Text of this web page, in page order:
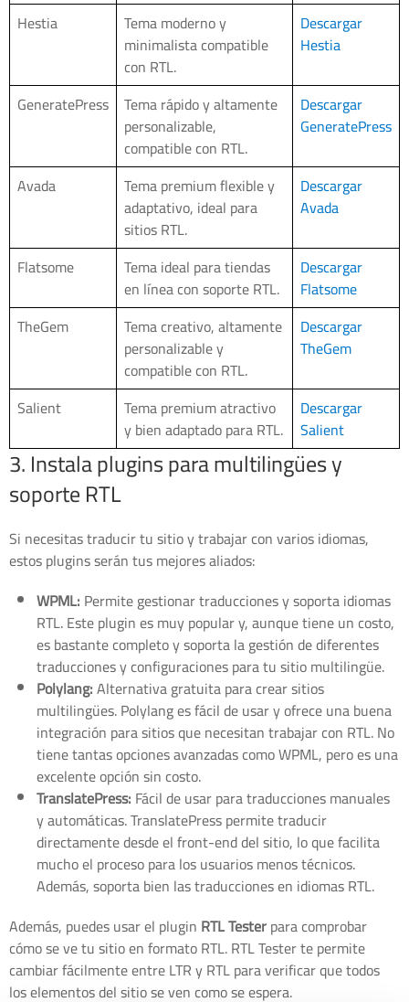
Hestia
Tema moderno y
minimalista compatible
con RTL.
Descargar
Hestia
GeneratePress Tema rápido y altamente
personalizable,
compatible con RTL.
Descargar
GeneratePress
Avada
Tema premium flexible y
adaptativo, ideal para
sitios RTL.
Descargar
Avada
Flatsome
Tema ideal para tiendas
en línea con soporte RTL.
Descargar
Flatsome
TheGem
Tema creativo, altamente
personalizable y
compatible con RTL.
Descargar
TheGem
Salient
Tema premium atractivo
y bien adaptado para RTL.
Descargar
Salient
3. Instala plugins para multilingües y
soporte RTL
Si necesitas traducir tu sitio y trabajar con varios idiomas,
estos plugins serán tus mejores aliados:
WPML: Permite gestionar traducciones y soporta idiomas
RTL. Este plugin es muy popular y, aunque tiene un costo,
es bastante completo y soporta la gestión de diferentes
traducciones y configuraciones para tu sitio multilingüe.
Polylang:Alternativa gratuita para crear sitios
multilingües. Polylang es fácil de usar y ofrece una buena
integración para sitios que necesitan trabajar con RTL. No
tiene tantas opciones avanzadas como WPML, pero es una
excelente opción sin costo.
TranslatePress: Fácil de usar para traducciones manuales
y automáticas. TranslatePress permite traducir
directamente desde el front-end del sitio, lo que facilita
mucho el proceso para los usuarios menos técnicos.
Además, soporta bien las traducciones en idiomas RTL.
Además, puedes usar el plugin RTL Testerpara comprobar
cómo se ve tu sitio en formato RTL. RTL Tester te permite
cambiar fácilmente entre LTR y RTL para verificar que todos
los elementos del sitio se ven como se espera.